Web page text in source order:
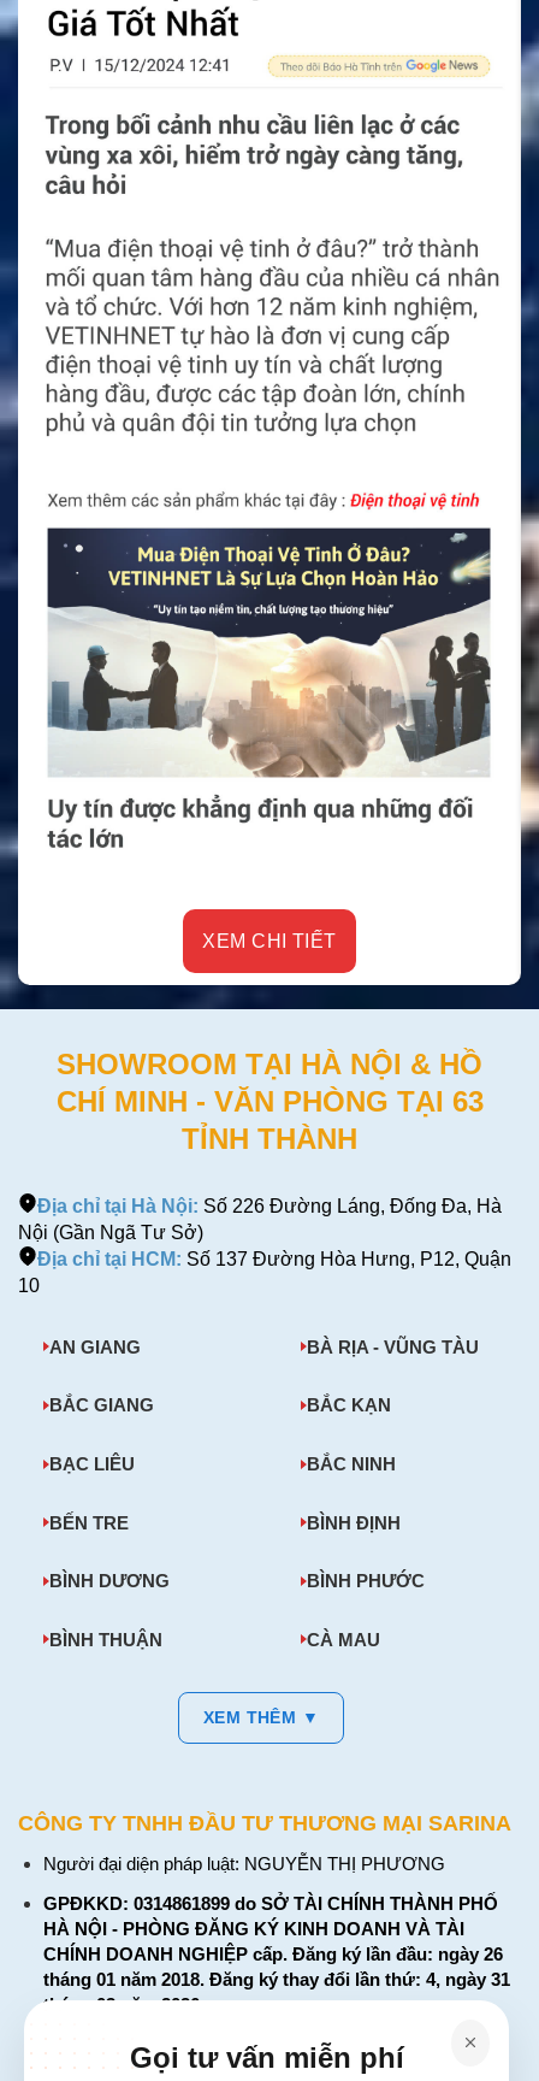
XEM CHI TIẾT
SHOWROOM TẠI HÀ NỘI & HỒ
CHÍ MINH - VĂN PHÒNG TẠI 63
TỈNH THÀNH
Địa chỉ tại Hà Nội: Số 226 Đường Láng, Đống Đa, Hà
Nội (Gần Ngã Tư Sở)
Địa chỉ tại HCM: Số 137 Đường Hòa Hưng, P12, Quận
10
AN GIANG BÀ RỊA - VŨNG TÀU
BẮC GIANG BẮC KẠN
BẠC LIÊU BẮC NINH
BẾN TRE BÌNH ĐỊNH
BÌNH DƯƠNG BÌNH PHƯỚC
BÌNH THUẬN CÀ MAU
XEM THÊM ▼
CÔNG TY TNHH ĐẦU TƯ THƯƠNG MẠI SARINA
Người đại diện pháp luật: NGUYỄN THỊ PHƯƠNG
GPĐKKD: 0314861899 do SỞ TÀI CHÍNH THÀNH PHỐ
HÀ NỘI - PHÒNG ĐĂNG KÝ KINH DOANH VÀ TÀI
CHÍNH DOANH NGHIỆP cấp. Đăng ký lần đầu: ngày 26
tháng 01 năm 2018. Đăng ký thay đổi lần thứ: 4, ngày 31
tháng 03 năm 2026
226 Đường Láng, Đống Đa, Hà Nội
Gọi tư vấn miễn phí